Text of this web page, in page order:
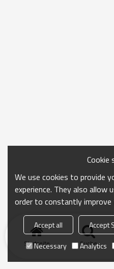
Startseite Suche
Cookie
We use cookies to provide
experience. They also allow
order to constantly
Accept all Accept
Necessary
Analytics